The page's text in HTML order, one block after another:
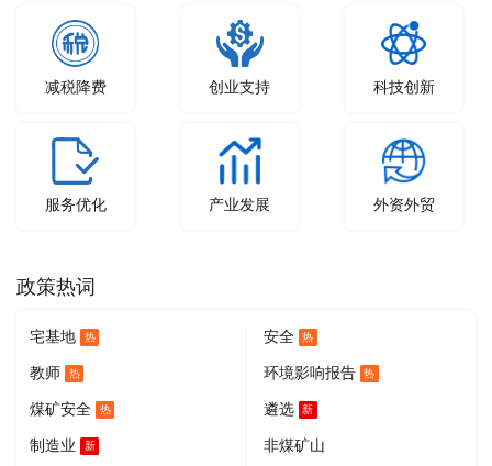
减税降费 创业支持 科技创新
服务优化 产业发展 外资外贸
政策热词
宅基地 热
教师 热
煤矿安全 热
制造业 新
安全 热
环境影响报告 热
遴选 新
非煤矿山